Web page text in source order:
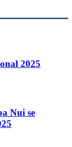
2025
Nui se